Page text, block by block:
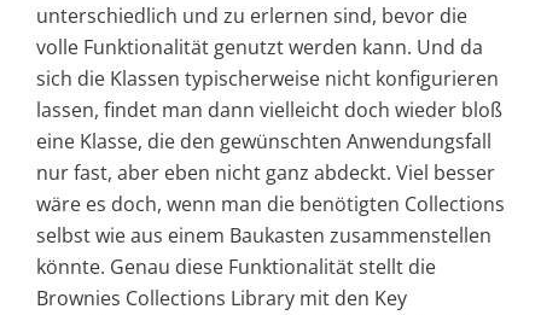
unterschiedlich und zu erlernen sind, bevor die
volle Funktionalität genutzt werden kann. Und da
sich die Klassen typischerweise nicht konfigurieren
lassen, findet man dann vielleicht doch wieder bloß
eine Klasse, die den gewünschten Anwendungsfall
nur fast, aber eben nicht ganz abdeckt. Viel besser
wäre es doch, wenn man die benötigten Collections
selbst wie aus einem Baukasten zusammenstellen
könnte. Genau diese Funktionalität stellt die
Brownies Collections Library mit den Key